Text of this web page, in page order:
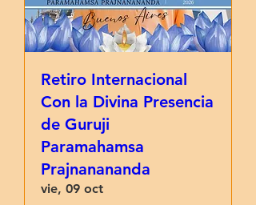
Retiro Internacional
Con la Divina Presencia
de Guruji
Paramahamsa
Prajnanananda
vie, 09 oct